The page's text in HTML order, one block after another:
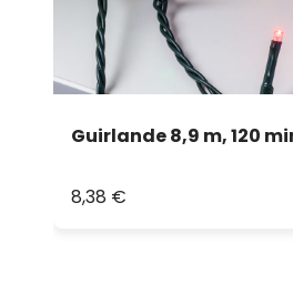
Guirlande 8,9 m, 120
8,38 €